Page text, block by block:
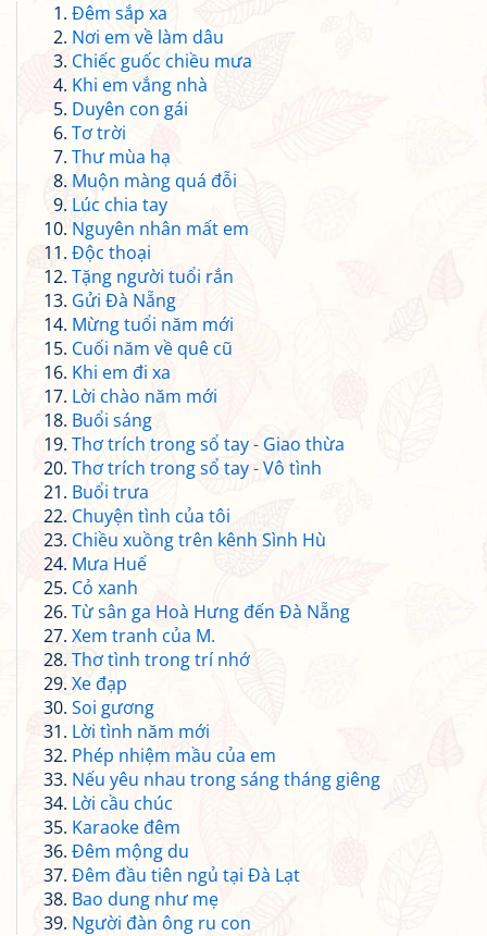
Đêm sắp xa
Nơi em về làm dâu
Chiếc guốc chiều mưa
Khi em vắng nhà
Duyên con gái
Tơ trời
Thư mùa hạ
Muộn màng quá đỗi
Lúc chia tay
Nguyên nhân mất em
Độc thoại
Tặng người tuổi rắn
Gửi Đà Nẵng
Mừng tuổi năm mới
Cuối năm về quê cũ
Khi em đi xa
Lời chào năm mới
Buổi sáng
Thơ trích trong sổ tay - Giao thừa
Thơ trích trong sổ tay - Vô tình
Buổi trưa
Chuyện tình của tôi
Chiều xuồng trên kênh Sình Hù
Mưa Huế
Cỏ xanh
Từ sân ga Hoà Hưng đến Đà Nẵng
Xem tranh của M.
Thơ tình trong trí nhớ
Xe đạp
Soi gương
Lời tình năm mới
Phép nhiệm mầu của em
Nếu yêu nhau trong sáng tháng giêng
Lời cầu chúc
Karaoke đêm
Đêm mộng du
Đêm đầu tiên ngủ tại Đà Lạt
Bao dung như mẹ
Người đàn ông ru con